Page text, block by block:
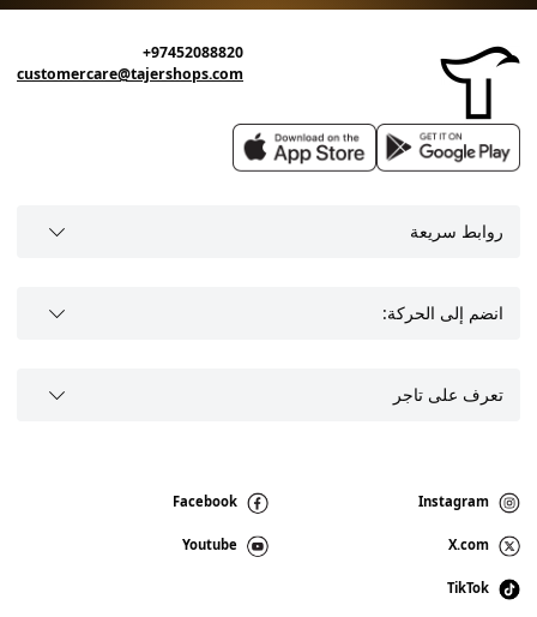
+97452088820
customercare@tajershops.com
روابط سريعة
انضم إلى الحركة:
تعرف على تاجر
Instagram
Facebook
X.com
Youtube
TikTok